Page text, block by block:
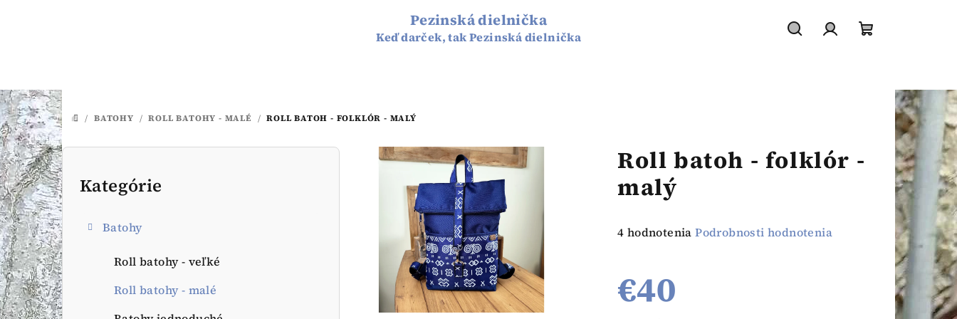
Pezinská dielnička
Keď darček, tak Pezinská dielnička
košík
DOMOV
/ BATOHY / ROLL BATOHY - MALÉ / ROLL BATOH - FOLKLÓR - MALÝ
B
o
č
n
ý
p
Preskočiť
kategórie
Kategórie
Batohy
Roll batohy - veľké
Roll batohy - malé
Roll batoh - folklór -
malý
Priemerné
je
5,0
4 hodnotenia Podrobnosti hodnotenia
€40